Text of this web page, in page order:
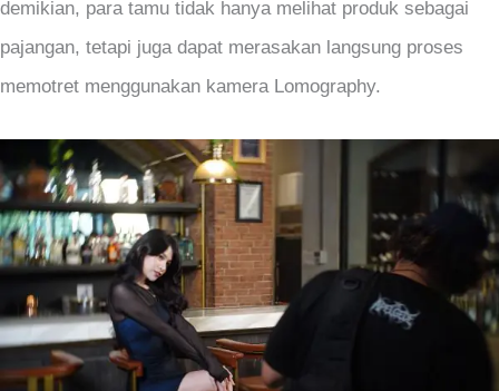
demikian, para tamu tidak hanya melihat produk sebagai
pajangan, tetapi juga dapat merasakan langsung proses
memotret menggunakan kamera Lomography.